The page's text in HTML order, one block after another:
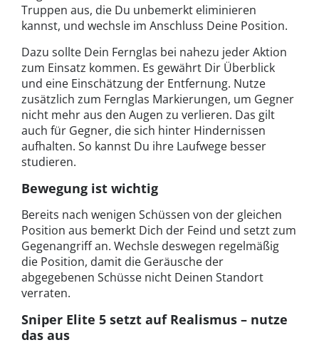
Truppen aus, die Du unbemerkt eliminieren
kannst, und wechsle im Anschluss Deine Position.
Dazu sollte Dein Fernglas bei nahezu jeder Aktion
zum Einsatz kommen. Es gewährt Dir Überblick
und eine Einschätzung der Entfernung. Nutze
zusätzlich zum Fernglas Markierungen, um Gegner
nicht mehr aus den Augen zu verlieren. Das gilt
auch für Gegner, die sich hinter Hindernissen
aufhalten. So kannst Du ihre Laufwege besser
studieren.
Bewegung ist wichtig
Bereits nach wenigen Schüssen von der gleichen
Position aus bemerkt Dich der Feind und setzt zum
Gegenangriff an. Wechsle deswegen regelmäßig
die Position, damit die Geräusche der
abgegebenen Schüsse nicht Deinen Standort
verraten.
Sniper Elite 5 setzt auf Realismus – nutze
das aus